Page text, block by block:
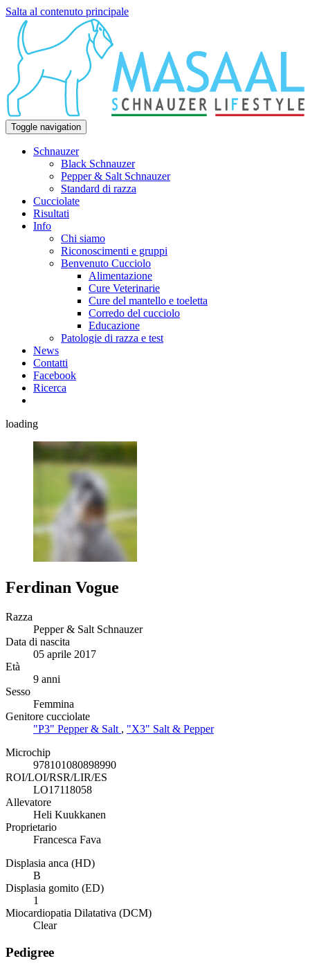
Salta al contenuto principale
Toggle navigation
Schnauzer
Black Schnauzer
Pepper & Salt Schnauzer
Standard di razza
Cucciolate
Risultati
Info
Chi siamo
Riconoscimenti e gruppi
Benvenuto Cucciolo
Alimentazione
Cure Veterinarie
Cure del mantello e toeletta
Corredo del cucciolo
Educazione
Patologie di razza e test
News
Contatti
Facebook
Ricerca
loading
Ferdinan Vogue
Razza
Pepper & Salt Schnauzer
Data di nascita
05 aprile 2017
Età
9 anni
Sesso
Femmina
Genitore cucciolate
"P3" Pepper & Salt , "X3" Salt & Pepper
Microchip
978101080898990
ROI/LOI/RSR/LIR/ES
LO17118058
Allevatore
Heli Kuukkanen
Proprietario
Francesca Fava
Displasia anca (HD)
B
Displasia gomito (ED)
1
Miocardiopatia Dilatativa (DCM)
Clear
Pedigree